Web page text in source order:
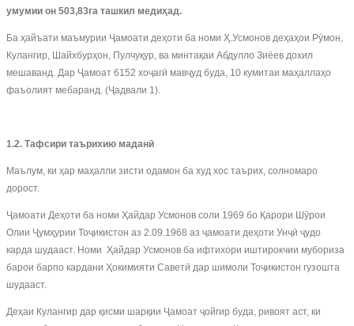
умумии он 503,83га ташкил медиҳад.
Ба ҳайъати маъмурии Ҷамоати деҳоти ба номи Ҳ.Усмонов деҳаҳои Рӯмон,
Кулангир, Шайхбурҳон, Пулчуқур, ва минтақаи Абдулло Зиёев дохил
мешаванд. Дар Ҷамоат 6152 хоҷагӣ мавҷуд буда, 10 кумитаи маҳаллаҳо
фаъолият мебаранд. (Ҷадвали 1).
1.2. Тафсири таърихию маданӣ
Маълум, ки ҳар маҳалли зисти одамон ба худ хос таърих, солномаро
дорост.
Ҷамоати Деҳоти ба номи Ҳайдар Усмонов соли 1969 бо Қарори Шӯрои
Олии Ҷумҳурии Тоҷикистон аз 2.09.1968 аз ҷамоати деҳоти Унҷӣ ҷудо
карда шудааст. Номи Ҳайдар Усмонов ба ифтихори иштирокчии мубориза
барои барпо кардани Ҳокимияти Саветӣ дар шимоли Тоҷикистон гузошта
шудааст.
Деҳаи Кулангир дар қисми шарқии Ҷамоат ҷойгир буда, ривоят аст, ки